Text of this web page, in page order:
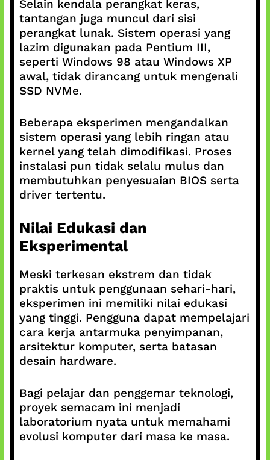
Selain kendala perangkat keras,
tantangan juga muncul dari sisi
perangkat lunak. Sistem operasi yang
lazim digunakan pada Pentium III,
seperti Windows 98 atau Windows XP
awal, tidak dirancang untuk mengenali
SSD NVMe.
Beberapa eksperimen mengandalkan
sistem operasi yang lebih ringan atau
kernel yang telah dimodifikasi. Proses
instalasi pun tidak selalu mulus dan
membutuhkan penyesuaian BIOS serta
driver tertentu.
Nilai Edukasi dan
Eksperimental
Meski terkesan ekstrem dan tidak
praktis untuk penggunaan sehari-hari,
eksperimen ini memiliki nilai edukasi
yang tinggi. Pengguna dapat mempelajari
cara kerja antarmuka penyimpanan,
arsitektur komputer, serta batasan
desain hardware.
Bagi pelajar dan penggemar teknologi,
proyek semacam ini menjadi
laboratorium nyata untuk memahami
evolusi komputer dari masa ke masa.